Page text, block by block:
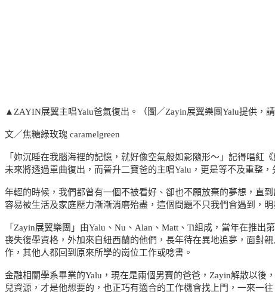
▲ZAYIN展翼主唱Yalu爸氣復出。（圖／Zayin展翼樂團Yalu提供，
文／焦糖綠玫瑰 caramelgreen
「妳沉睡在我腦海裡的記憶，就好像空氣般如影隨形～」記得唱紅
未來將透過單曲復出，而晉升二寶爸的主唱Yalu，更是等不及重整
年輕的時候，我們都曾有一個不被看好、卻也不願放棄的夢想，直
容易被生活及家庭壓力漸漸消磨殆盡，這個問題不只我們會遇到，
「Zayin展翼樂團」由Yalu、Nu、Alan、Matt、Ti組成，當年在推
喪失復學資格，外加來自紐西蘭的他們，長年待在異地追夢，面對
作，其他人都回到原來所學的崗位工作或唸書。
金融相關學系畢業的Yalu，現在是兩個男寶的爸爸，Zayin解散以
兒資源，才是他想要的，也正巧有適合的工作機會找上門，一來一